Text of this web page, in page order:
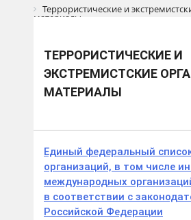
Террористические и
материалы
ТЕРРОРИСТИЧЕСКИЕ И
ЭКСТРЕМИСТСКИЕ
МАТЕРИАЛЫ
Единый федеральный
организаций, в том числе
международных
в соответствии с
Российской Федерации